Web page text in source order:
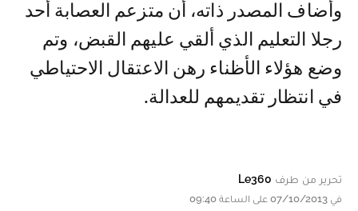
وأضاف المصدر ذاته، أن متزعم العصابة أحد
رجلا التعليم الذي ألقي عليهم القبض، وتم
وضع هؤلاء الأظناء رهن الاعتقال الاحتياطي
في انتظار تقديمهم للعدالة.
تحرير من طرف Le360
في 07/10/2013 على الساعة 09:40